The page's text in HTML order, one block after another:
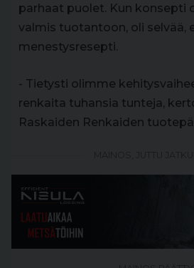
parhaat puolet. Kun konsepti
valmis tuotantoon, oli selvää,
menestysresepti.
- Tietysti olimme
renkaita tuhansia tunteja,
Raskaiden Renkaiden